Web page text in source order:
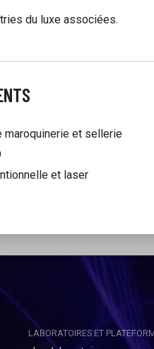
du luxe associées.
et sellerie
et laser
LABORATOIRES ET